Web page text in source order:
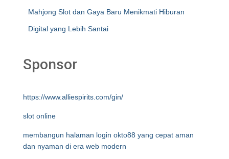
Mahjong Slot dan Gaya Baru Menikmati Hiburan
Digital yang Lebih Santai
Sponsor
https://www.alliespirits.com/gin/
slot online
membangun halaman login okto88 yang cepat aman
dan nyaman di era web modern